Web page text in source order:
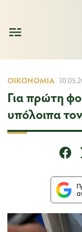
ΟΙΚΟΝΟΜΊΑ
Για πρώτη
υπόλοιπα